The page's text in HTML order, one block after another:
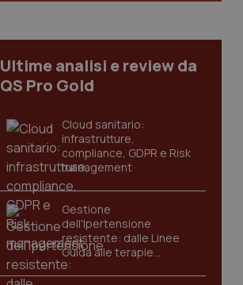
Ultime analisi e review da
QS Pro Gold
Cloud sanitario:
infrastrutture,
compliance, GDPR e Risk
management
Gestione
dell'Ipertensione
resistente: dalle Linee
Guida alle terapie
innovative